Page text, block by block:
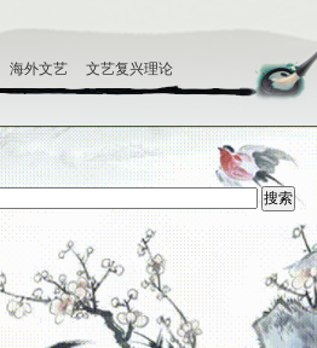
海外文艺 文艺复兴理论